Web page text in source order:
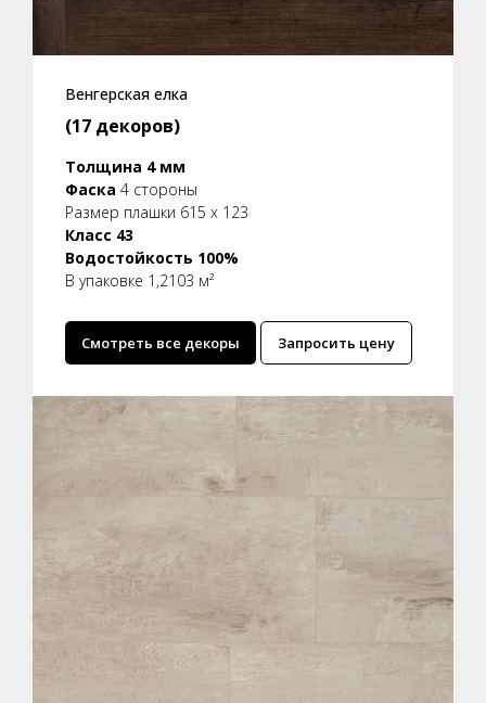
Венгерская елка
(17 декоров)
Толщина 4 мм
Фаска 4 стороны
Размер плашки 615 x 123
Класс 43
Водостойкость 100%
В упаковке 1,2103 м²
Смотреть все декоры Запросить цену